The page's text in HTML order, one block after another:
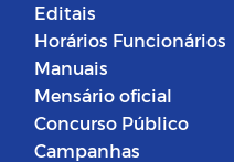
Editais
Horários Funcionários
Manuais
Mensário oficial
Concurso Público
Campanhas